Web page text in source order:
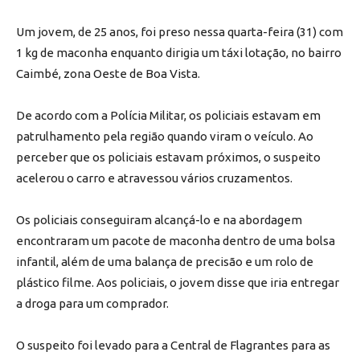
Um jovem, de 25 anos, foi preso nessa quarta-feira (31) com
1 kg de maconha enquanto dirigia um táxi lotação, no bairro
Caimbé, zona Oeste de Boa Vista.
De acordo com a Polícia Militar, os policiais estavam em
patrulhamento pela região quando viram o veículo. Ao
perceber que os policiais estavam próximos, o suspeito
acelerou o carro e atravessou vários cruzamentos.
Os policiais conseguiram alcançá-lo e na abordagem
encontraram um pacote de maconha dentro de uma bolsa
infantil, além de uma balança de precisão e um rolo de
plástico filme. Aos policiais, o jovem disse que iria entregar
a droga para um comprador.
O suspeito foi levado para a Central de Flagrantes para as